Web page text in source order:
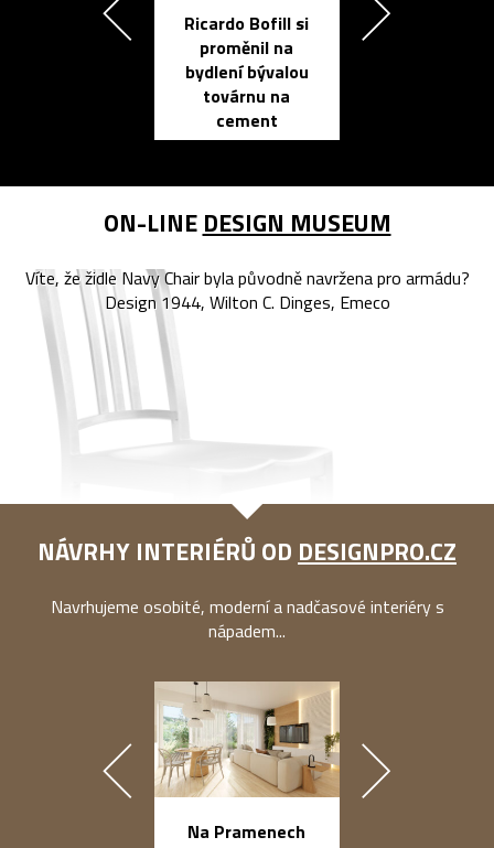
Ricardo Bofill si
proměnil na
bydlení bývalou
továrnu na
cement
ON-LINE DESIGN MUSEUM
Víte, že židle Navy Chair byla původně navržena pro armádu?
Design 1944, Wilton C. Dinges, Emeco
NÁVRHY INTERIÉRŮ OD DESIGNPRO.CZ
Navrhujeme osobité, moderní a nadčasové interiéry s
nápadem...
Na Pramenech